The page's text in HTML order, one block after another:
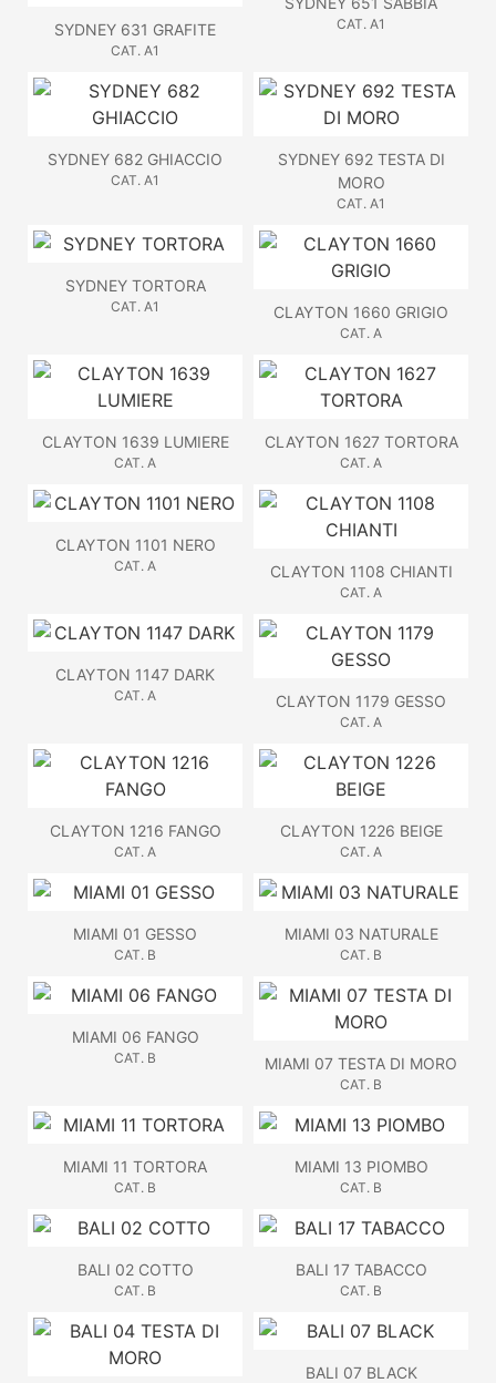
SYDNEY 631 GRAFITE
CAT. A1
CAT. A1
SYDNEY 682 GHIACCIO
CAT. A1
SYDNEY 692 TESTA DI
MORO
CAT. A1
SYDNEY TORTORA
CAT. A1 CLAYTON 1660 GRIGIO
CAT. A
CLAYTON 1639 LUMIERE
CAT. A
CLAYTON 1627 TORTORA
CAT. A
CLAYTON 1101 NERO
CAT. A CLAYTON 1108 CHIANTI
CAT. A
CLAYTON 1147 DARK
CAT. A CLAYTON 1179 GESSO
CAT. A
CLAYTON 1216 FANGO
CAT. A
CLAYTON 1226 BEIGE
CAT. A
MIAMI 01 GESSO
CAT. B
MIAMI 03 NATURALE
CAT. B
MIAMI 06 FANGO
CAT. B MIAMI 07 TESTA DI MORO
CAT. B
MIAMI 11 TORTORA
CAT. B
MIAMI 13 PIOMBO
CAT. B
BALI 02 COTTO
CAT. B
BALI 17 TABACCO
CAT. B
BALI 07 BLACK